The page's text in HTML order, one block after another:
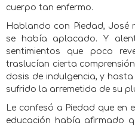
cuerpo tan enfermo.
Hablando con Piedad, José
se había aplacado. Y
sentimientos que poco
traslucían cierta
dosis de indulgencia, y
sufrido la arremetida de su
Le confesó a Piedad que en
educación había afirmado